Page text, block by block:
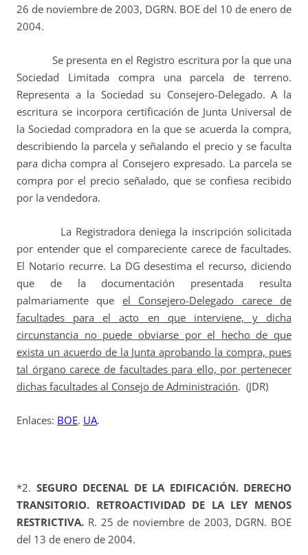
26 de noviembre de 2003, DGRN. BOE del 10 de enero de
2004.
Se presenta en el Registro escritura por la que una
Sociedad Limitada compra una parcela de terreno.
Representa a la Sociedad su Consejero-Delegado. A la
escritura se incorpora certificación de Junta Universal de
la Sociedad compradora en la que se acuerda la compra,
describiendo la parcela y señalando el precio y se faculta
para dicha compra al Consejero expresado. La parcela se
compra por el precio señalado, que se confiesa recibido
por la vendedora.
La Registradora deniega la inscripción solicitada
por entender que el compareciente carece de facultades.
El Notario recurre. La DG desestima el recurso, diciendo
que de la documentación presentada resulta
palmariamente que el Consejero-Delegado carece de
facultades para el acto en que interviene, y dicha
circunstancia no puede obviarse por el hecho de que
exista un acuerdo de la Junta aprobando la compra, pues
tal órgano carece de facultades para ello, por pertenecer
dichas facultades al Consejo de Administración. (JDR)
Enlaces: BOE. UA.
*2. SEGURO DECENAL DE LA EDIFICACIÓN. DERECHO
TRANSITORIO. RETROACTIVIDAD DE LA LEY MENOS
RESTRICTIVA. R. 25 de noviembre de 2003, DGRN. BOE
del 13 de enero de 2004.